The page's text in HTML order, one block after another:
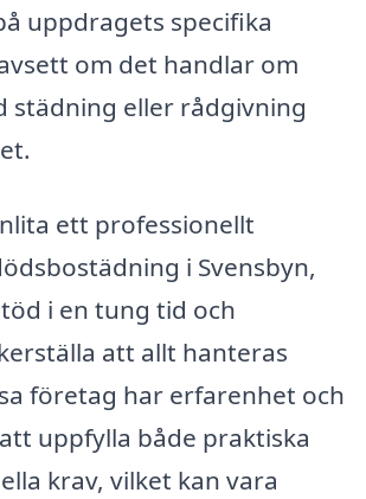
uppdragets specifika
om det handlar om
städning eller rådgivning
ett professionellt
i Svensbyn,
i en tung tid och
att allt hanteras
företag har erfarenhet och
uppfylla både praktiska
krav, vilket kan vara